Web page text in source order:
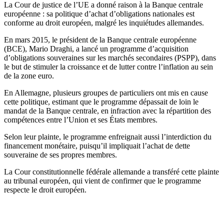
La Cour de justice de l’UE a donné raison à la Banque centrale
européenne : sa politique d’achat d’obligations nationales est
conforme au droit européen, malgré les inquiétudes allemandes.
En mars 2015, le président de la Banque centrale européenne
(BCE), Mario Draghi, a lancé un programme d’acquisition
d’obligations souveraines sur les marchés secondaires (PSPP), dans
le but de stimuler la croissance et de lutter contre l’inflation au sein
de la zone euro.
En Allemagne, plusieurs groupes de particuliers ont mis en cause
cette politique, estimant que le programme dépassait de loin le
mandat de la Banque centrale, en infraction avec la répartition des
compétences entre l’Union et ses États membres.
Selon leur plainte, le programme enfreignait aussi l’interdiction du
financement monétaire, puisqu’il impliquait l’achat de dette
souveraine de ses propres membres.
La Cour constitutionnelle fédérale allemande a transféré cette plainte
au tribunal européen, qui vient de confirmer que le programme
respecte le droit européen.